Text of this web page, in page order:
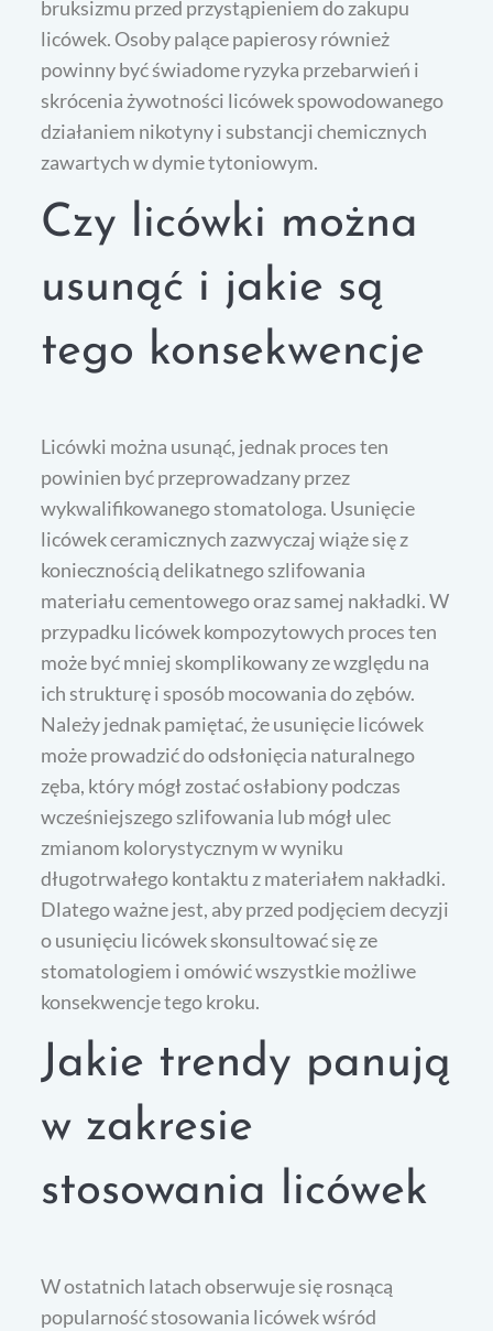
bruksizmu przed przystąpieniem do zakupu
licówek. Osoby palące papierosy również
powinny być świadome ryzyka przebarwień i
skrócenia żywotności licówek spowodowanego
działaniem nikotyny i substancji chemicznych
zawartych w dymie tytoniowym.
Czy licówki można
usunąć i jakie są
tego konsekwencje
Licówki można usunąć, jednak proces ten
powinien być przeprowadzany przez
wykwalifikowanego stomatologa. Usunięcie
licówek ceramicznych zazwyczaj wiąże się z
koniecznością delikatnego szlifowania
materiału cementowego oraz samej nakładki. W
przypadku licówek kompozytowych proces ten
może być mniej skomplikowany ze względu na
ich strukturę i sposób mocowania do zębów.
Należy jednak pamiętać, że usunięcie licówek
może prowadzić do odsłonięcia naturalnego
zęba, który mógł zostać osłabiony podczas
wcześniejszego szlifowania lub mógł ulec
zmianom kolorystycznym w wyniku
długotrwałego kontaktu z materiałem nakładki.
Dlatego ważne jest, aby przed podjęciem decyzji
o usunięciu licówek skonsultować się ze
stomatologiem i omówić wszystkie możliwe
konsekwencje tego kroku.
Jakie trendy panują
w zakresie
stosowania licówek
W ostatnich latach obserwuje się rosnącą
popularność stosowania licówek wśród